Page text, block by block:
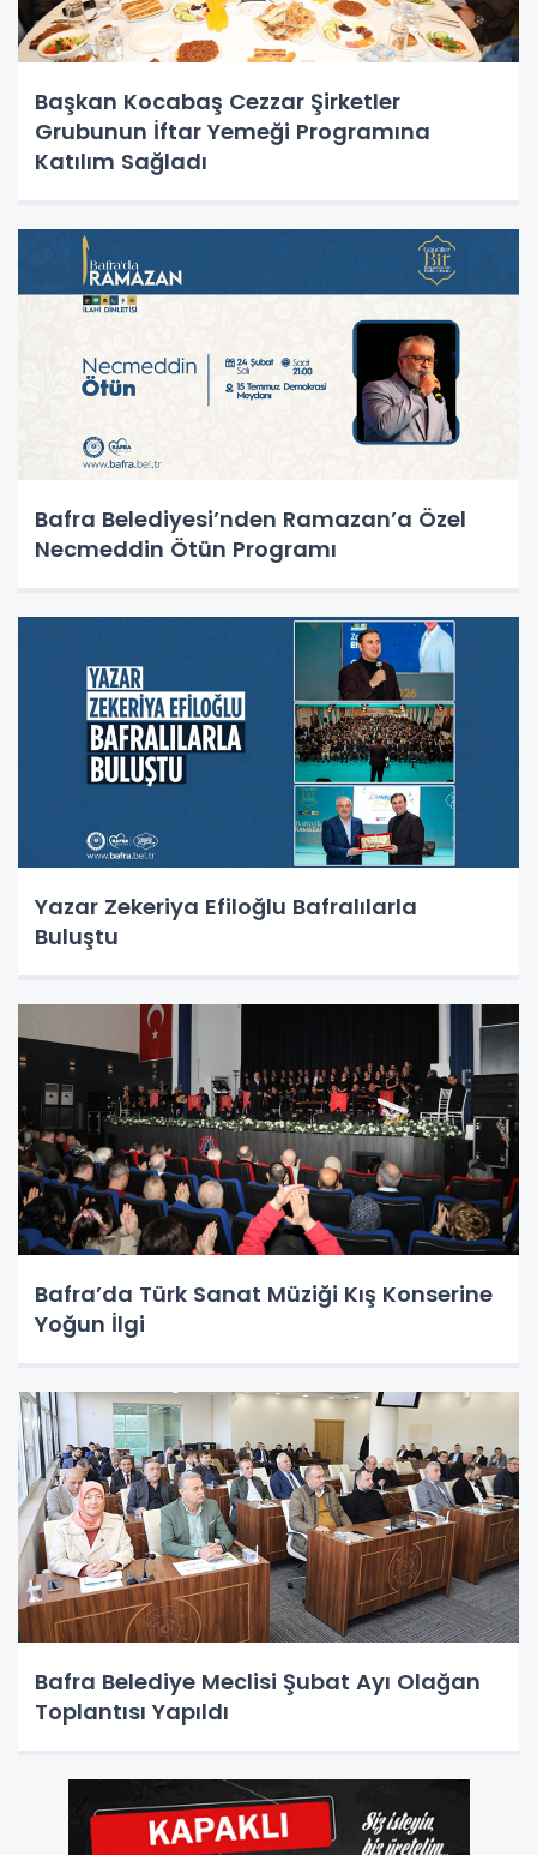
Başkan Kocabaş Cezzar Şirketler
Grubunun İftar Yemeği Programına
Katılım Sağladı
Bafra Belediyesi’nden Ramazan’a Özel
Necmeddin Ötün Programı
Yazar Zekeriya Efiloğlu Bafralılarla
Buluştu
Bafra’da Türk Sanat Müziği Kış Konserine
Yoğun İlgi
Bafra Belediye Meclisi Şubat Ayı Olağan
Toplantısı Yapıldı